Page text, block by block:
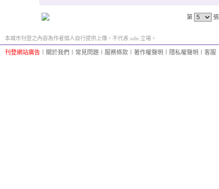
第
本城市刊登之內容為作者個人自行提供上傳，不代表 udn 立場。
刊登網站廣告 關於我們 常見問題 服務條款 著作權聲明 隱私權聲明 客服